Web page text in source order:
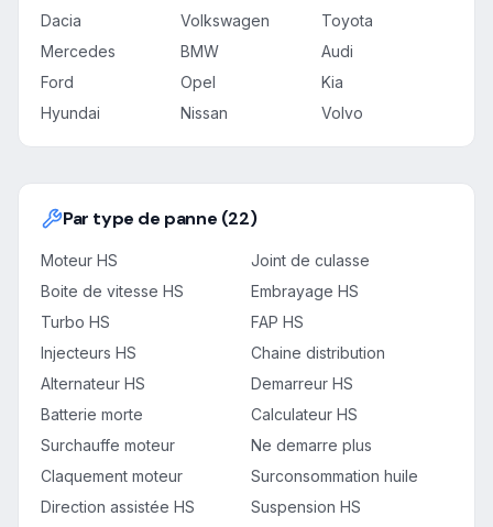
Dacia
Volkswagen
Toyota
Mercedes
BMW
Audi
Ford
Opel
Kia
Hyundai
Nissan Volvo
Par type de panne (22)
Moteur HS
Joint de culasse
Boite de vitesse HS
Embrayage HS
Turbo HS
FAP HS
Injecteurs HS
Chaine distribution
Alternateur HS
Demarreur HS
Batterie morte
Calculateur HS
Surchauffe moteur
Ne demarre plus
Claquement moteur
Surconsommation huile
Direction assistée HS
Suspension HS